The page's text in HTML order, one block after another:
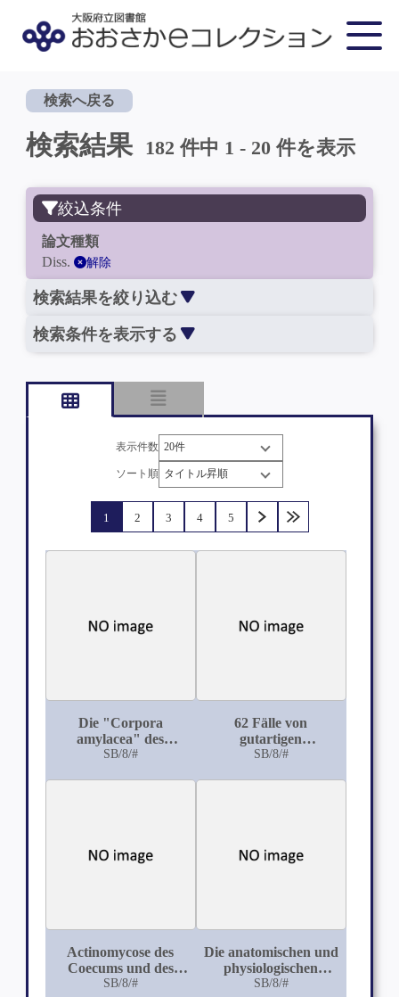
検索へ戻る
検索結果 182 件中 1 - 20 件を表示
絞込条件
論文種類
Diss.
解除
検索結果を絞り込む
検索条件を表示する
表示件数
ソート順
1 2 3 4 5
Die "Corpora
amylacea" des
Zentralnervensystems
SB/8/#
62 Fälle von
gutartigen
Veränderungen der
SB/8/#
Actinomycose des
Coecums und des
Appendix nebst
SB/8/#
Die anatomischen und
physiologischen
Grundlagen der
SB/8/#